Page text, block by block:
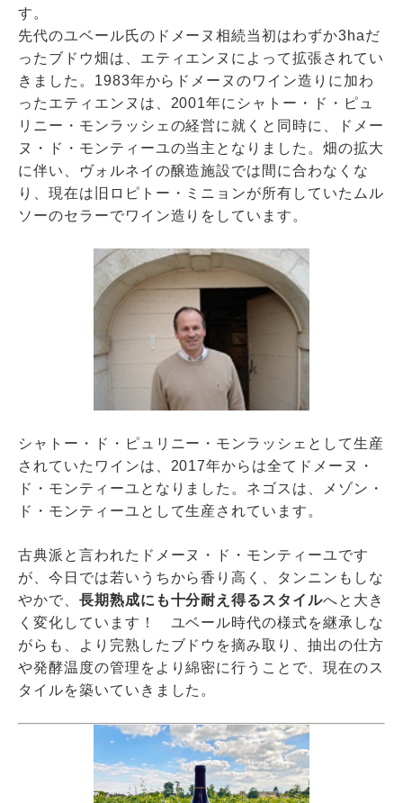
す。
先代のユベール氏のドメーヌ相続当初はわずか3haだ
ったブドウ畑は、エティエンヌによって拡張されてい
きました。1983年からドメーヌのワイン造りに加わ
ったエティエンヌは、2001年にシャトー・ド・ピュ
リニー・モンラッシェの経営に就くと同時に、ドメー
ヌ・ド・モンティーユの当主となりました。畑の拡大
に伴い、ヴォルネイの醸造施設では間に合わなくな
り、現在は旧ロピトー・ミニョンが所有していたムル
ソーのセラーでワイン造りをしています。
シャトー・ド・ピュリニー・モンラッシェとして生産
されていたワインは、2017年からは全てドメーヌ・
ド・モンティーユとなりました。ネゴスは、メゾン・
ド・モンティーユとして生産されています。
古典派と言われたドメーヌ・ド・モンティーユです
が、今日では若いうちから香り高く、タンニンもしな
やかで、 長期熟成にも十分耐え得るスタイルへと大き
く変化しています！ ユベール時代の様式を継承しな
がらも、より完熟したブドウを摘み取り、抽出の仕方
や発酵温度の管理をより綿密に行うことで、現在のス
タイルを築いていきました。